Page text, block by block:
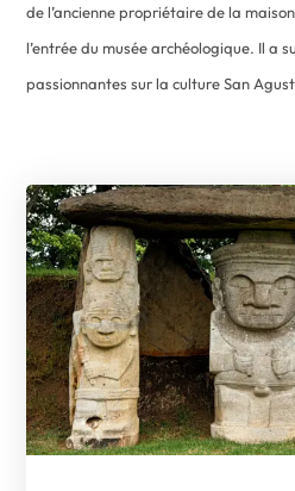
de l’ancienne propriétaire de la
l’entrée du musée archéologique. Il a
passionnantes sur la culture San